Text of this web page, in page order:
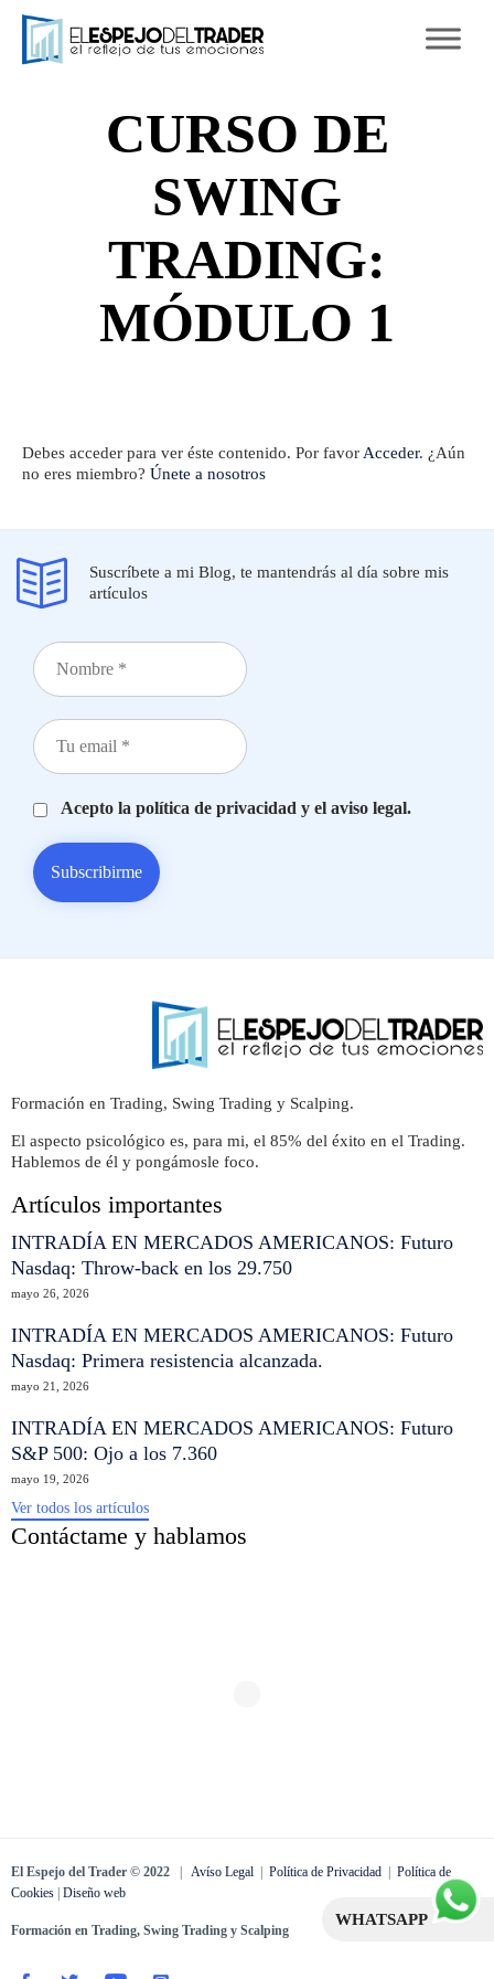
CURSO DE
SWING
TRADING:
MÓDULO 1
Debes acceder para ver éste contenido. Por favor Acceder. ¿Aún
no eres miembro? Únete a nosotros
Suscríbete a mi Blog, te mantendrás al día sobre mis
artículos
Acepto la política de privacidad y el aviso legal.
Formación en Trading, Swing Trading y Scalping.
El aspecto psicológico es, para mi, el 85% del éxito en el Trading.
Hablemos de él y pongámosle foco.
Artículos importantes
INTRADÍA EN MERCADOS AMERICANOS: Futuro
Nasdaq: Throw-back en los 29.750
mayo 26, 2026
INTRADÍA EN MERCADOS AMERICANOS: Futuro
Nasdaq: Primera resistencia alcanzada.
mayo 21, 2026
INTRADÍA EN MERCADOS AMERICANOS: Futuro
S&P 500: Ojo a los 7.360
mayo 19, 2026
Ver todos los artículos
Contáctame y hablamos
El Espejo del Trader © 2022 | Avíso Legal | Política de Privacidad | Política de
Cookies | Diseño web
Formación en Trading, Swing Trading y Scalping
WHATSAPP